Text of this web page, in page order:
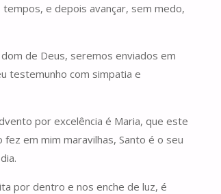
e depois avançar, sem medo,
de Deus, seremos enviados em
testemunho com simpatia e
por excelência é Maria, que este
em mim maravilhas, Santo é o seu
por dentro e nos enche de luz, é